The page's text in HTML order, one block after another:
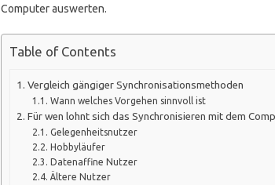
Computer auswerten.
Table of Contents
Vergleich gängiger Synchronisationsmethoden
Wann welches Vorgehen sinnvoll ist
Für wen lohnt sich das Synchronisieren mit dem
Gelegenheitsnutzer
Hobbyläufer
Datenaffine Nutzer
Ältere Nutzer